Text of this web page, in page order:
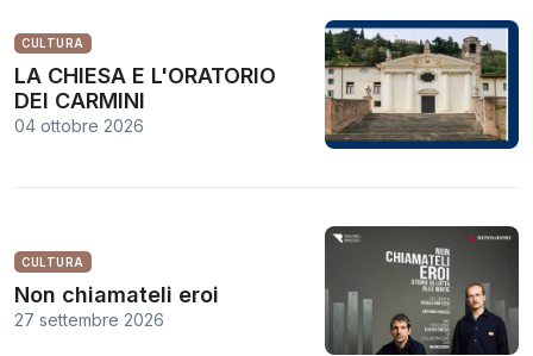
CULTURA
LA CHIESA E L'ORATORIO
DEI CARMINI
04 ottobre 2026
CULTURA
Non chiamateli eroi
27 settembre 2026